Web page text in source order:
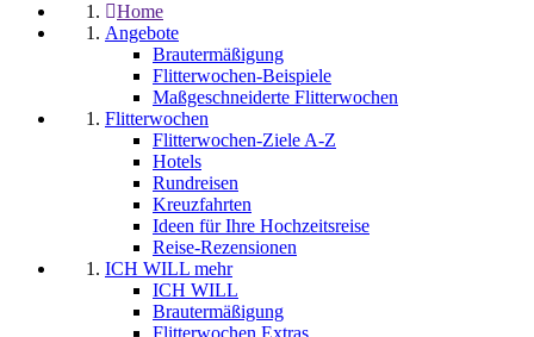
Home
Angebote
Brautermäßigung
Flitterwochen-Beispiele
Maßgeschneiderte Flitterwochen
Flitterwochen
Flitterwochen-Ziele A-Z
Hotels
Rundreisen
Kreuzfahrten
Ideen für Ihre Hochzeitsreise
Reise-Rezensionen
ICH WILL mehr
ICH WILL
Brautermäßigung